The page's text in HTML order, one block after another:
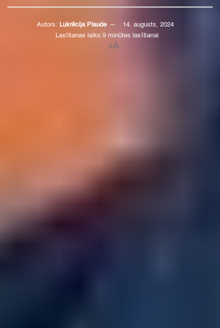
Autors: Lukrēcija Plaude
14. augusts, 2024
Lasīšanas laiks:9 minūtes lasīšanai
AA